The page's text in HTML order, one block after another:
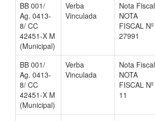
BB 001/
Ag. 0413-
8/ CC
42451-X M
(Municipal)
Verba
Vinculada
Nota Fiscal
NOTA
FISCAL Nº
27991
BB 001/
Ag. 0413-
8/ CC
42451-X M
(Municipal)
Verba
Vinculada
Nota Fiscal
NOTA
FISCAL Nº
11